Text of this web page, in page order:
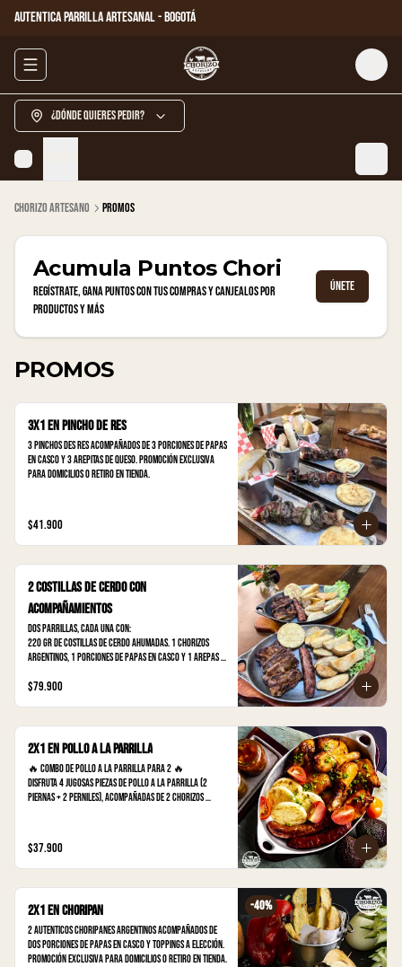
AUTENTICA PARRILLA ARTESANAL - BOGOTÁ
Abrir menu de navegación Login
¿Dónde quieres pedir?
Chorizo Artesano PROMOS
Acumula Puntos Chori
Regístrate, gana puntos con tus compras y canjealos por
productos y más
Únete
PROMOS
3x1 en Pincho de res
3 pinchos des res acompañados de 3 porciones de papas
en casco y 3 arepitas de queso. Promoción Exclusiva
para domicilios o retiro en tienda.
$41.900
2 costillas de cerdo con
acompañamientos
Dos parrillas, cada una con:
220 gr de Costillas de cerdo ahumadas. 1 chorizos
argentinos, 1 porciones de papas en casco y 1 arepas
*suficiente para dos personas. Promoción Exclusiva
$79.900
2x1 En pollo a la parrilla
🔥 Combo de pollo a la parrilla para 2 🔥
Disfruta 4 jugosas piezas de pollo a la parrilla (2
piernas + 2 perniles), acompañadas de 2 chorizos
👉 Perfecto para compartir
🚀 Disponible solo para domicilio o retiro en tienda
$37.900
-40%
2x1 en Choripan
2 autenticos choripanes argentinos acompañados de
dos porciones de papas en casco y toppings a elección.
Promoción Exclusiva para domicilios o retiro en tienda.